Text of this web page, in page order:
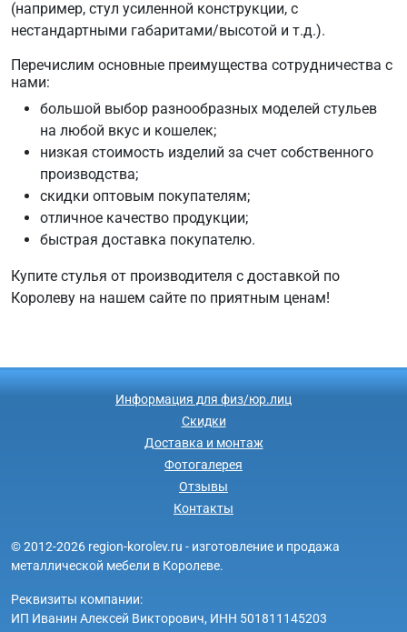
(например, стул усиленной конструкции, с
нестандартными габаритами/высотой и т.д.).
Перечислим основные преимущества сотрудничества с
нами:
большой выбор разнообразных моделей стульев
на любой вкус и кошелек;
низкая стоимость изделий за счет собственного
производства;
скидки оптовым покупателям;
отличное качество продукции;
быстрая доставка покупателю.
Купите стулья от производителя с доставкой по
Королеву на нашем сайте по приятным ценам!
Информация для физ/юр.лиц
Скидки
Доставка и монтаж
Фотогалерея
Отзывы
Контакты
© 2012-2026 region-korolev.ru - изготовление и продажа
металлической мебели в Королеве.
Реквизиты компании:
ИП Иванин Алексей Викторович, ИНН 501811145203